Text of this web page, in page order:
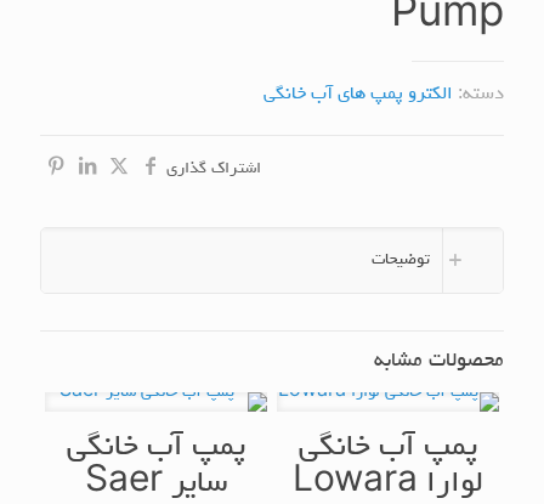
Pump
دسته: الکترو پمپ های آب خانگی
اشتراک گذاری
توضیحات
محصولات مشابه
پمپ آب خانگی
لوارا Lowara
پمپ آب خانگی
سایر Saer